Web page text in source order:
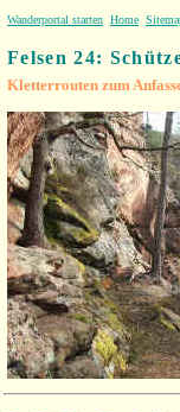
Wanderportal starten Home
Felsen 24:
Kletterrouten zum